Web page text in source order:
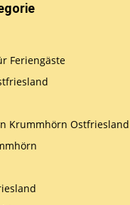
Feriengäste
Krummhörn Ostfriesland